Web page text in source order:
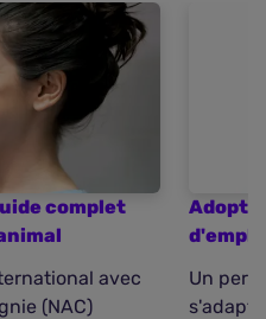
complet
avec
(NAC)
Un